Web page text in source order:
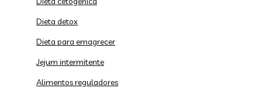
Dieta detox
Dieta para emagrecer
Jejum intermitente
Alimentos reguladores